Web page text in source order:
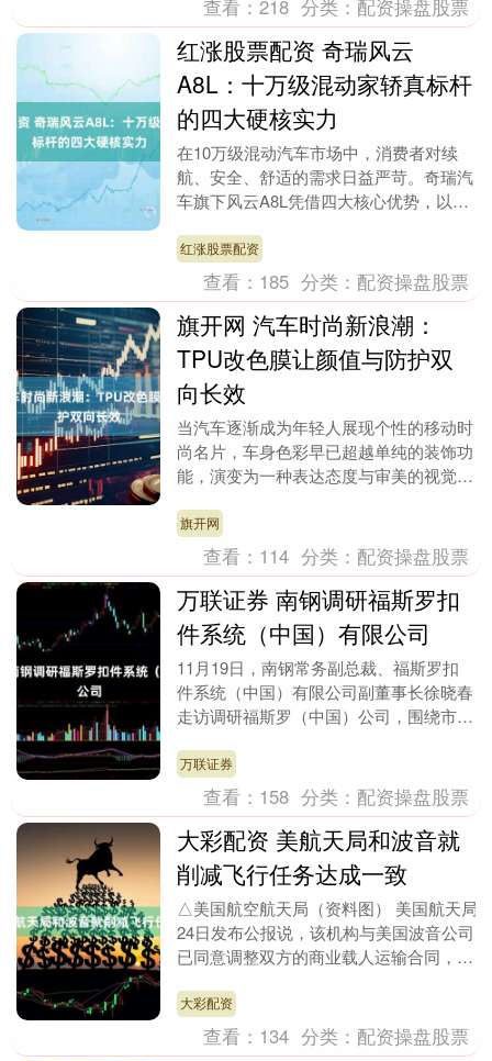
查看：218 分类： 配资操盘股票
红涨股票配资 奇瑞风云
A8L：十万级混动家轿真标杆
的四大硬核实力
在10万级混动汽车市场中，消费者对续
航、安全、舒适的需求日益严苛。奇瑞汽
车旗下风云A8L凭借四大核心优势，以实
一细分市场的标....
红涨股票配资
查看： 185 分类： 配资操盘股票
旗开网 汽车时尚新浪潮：
TPU改色膜让颜值与防护双
向长效
当汽车逐渐成为年轻人展现个性的移动时
尚名片，车身色彩早已超越单纯的装饰功
能，演变为一种表达态度与审美的视觉语
从低调内敛的莫兰....
旗开网
查看： 114 分类： 配资操盘股票
万联证券 南钢调研福斯罗扣
件系统（中国）有限公司
11月19日，南钢常务副总裁、福斯罗扣
件系统（中国）有限公司副董事长徐晓春
走访调研福斯罗（中国）公司，围绕市场
方面展开深入交....
万联证券
查看： 158 分类： 配资操盘股票
大彩配资 美航天局和波音就
削减飞行任务达成一致
△美国航空航天局（资料图） 美国航天局
24日发布公报说，该机构与美国波音公司
已同意调整双方的商业载人运输合同，
从6次减至4....
大彩配资
查看： 134 分类： 配资操盘股票